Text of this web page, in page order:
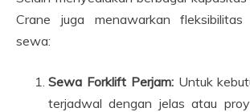
Crane juga menawarkan
sewa:
Sewa Forklift Perjam:Untuk
terjadwal dengan jelas atau